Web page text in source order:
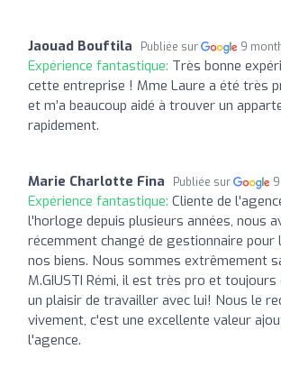
Jaouad Bouftila Publiée sur 9
Expérience fantastique: Très bonne
cette entreprise ! Mme Laure a été très
et m’a beaucoup aidé à trouver un
rapidement.
Marie Charlotte Fina Publiée sur
Expérience fantastique: Cliente de
l'horloge depuis plusieurs années, nous
récemment changé de gestionnaire pour
nos biens. Nous sommes extrêmement
M.GIUSTI Rémi, il est très pro et
un plaisir de travailler avec lui! Nous le
vivement, c'est une excellente valeur
l'agence.